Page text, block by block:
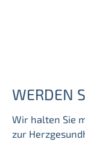
WERDEN
Wir halten Sie
zur